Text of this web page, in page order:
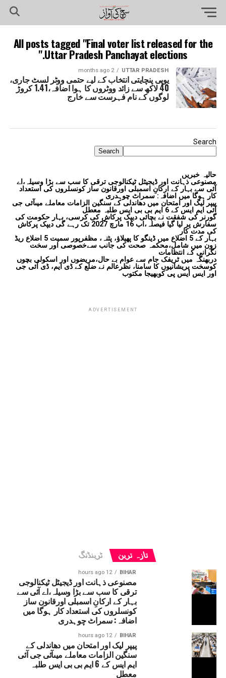
All posts tagged "Final voter list released for the
Uttar Pradesh Panchayat elections."
UTTAR PRADESH
2 months ago
یوپی پنچایتی انتخاب کے لیے حتمی ووٹر لسٹ جاری،
40 لاکھ سے زائد ووٹروں کا ہوا اضافہ،1.41 کروڑ
لوگوں کے نام فہرست سے خارج
Search
Search
حالیہ خبریں
مصنوعی ذہانت اور ڈیجیٹل ٹیکنالوجی ترقی کا سب سے بڑا وسیلہ،اے
آئی سے بہار کے ارکانِ اسمبلی اورقانون ساز کونسلروں کی استعداد
کار ہوگا میں اضافہ: سمراٹ چوہدری
پیپر لیک اور امتحان میں دھاندلی کے سنگین الزامات معاملے میںآئی جی
آئی ایم ایس کے 6 ایم بی بی ایس طلبہ معطل
گورنر کی شفقت نے بچائی دیپک پرکاش کی کرسی، بہار حکومت کی
سفارش پر لیا گیا فیصلہ،اب 16 مارچ 2027 تک رہے گی دیپک پرکاش
کی مدت کار
بہار کے 5 اضلاع میں ڈینگو کا پھیلاؤ، پٹنہ، مظفرپور سمیت 5 اضلاع ریڈ
زون میں شامل،محکمہ صحت کی جانب سےخصوصی اور سخت
نگرانی کے انتظامات
دربھنگہ میں ٹریفک جام سے عوام بے حال،مریضوں اور اسکولی بچوں
کوسخت پریشانیوں کا سامنا، نظرعالم نے ضلع کے ڈی ایم، ڈی آئی جی
اور ایس ایس پی کوبھیجا مکتوب
ADVERTISEMENT
تازہ ترین ٹرینڈنگ
BIHAR
12 hours ago
مصنوعی ذہانت اور ڈیجیٹل ٹیکنالوجی
ترقی کا سب سے بڑا وسیلہ،اے آئی سے
بہار کے ارکانِ اسمبلی اورقانون ساز
کونسلروں کی استعداد کار ہوگا میں
اضافہ: سمراٹ چوہدری
BIHAR
12 hours ago
پیپر لیک اور امتحان میں دھاندلی کے
سنگین الزامات معاملے میںآئی جی آئی
ایم ایس کے 6 ایم بی بی ایس طلبہ
معطل